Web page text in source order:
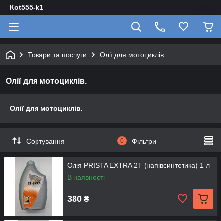
Кot555-k1
Товари та послуги Олії для мотоциклів.
Олії для мотоциклів.
Олії для мотоциклів.
Сортування 0 Фільтри
Олія PRISTA EXTRA 2Т (напівсинтетика) 1 л
В наявності
380 ₴